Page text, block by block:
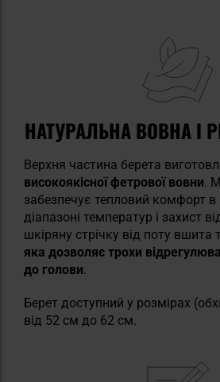
НАТУРАЛЬНА ВОВНА І
Верхня частина берета
високоякісної фетрової вовни.
забезпечує тепловий комфорт
діапазоні температур і захист
шкіряну стрічку від поту вшита
яка дозволяє трохи
до голови.
Берет доступний у розмірах
від 52 см до 62 см.